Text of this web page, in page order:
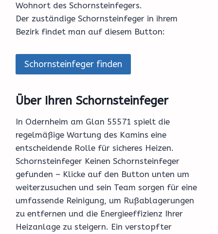
Wohnort des Schornsteinfegers.
Der zuständige Schornsteinfeger in ihrem
Bezirk findet man auf diesem Button:
Schornsteinfeger finden
Über Ihren Schornsteinfeger
In Odernheim am Glan 55571 spielt die
regelmäßige Wartung des Kamins eine
entscheidende Rolle für sicheres Heizen.
Schornsteinfeger Keinen Schornsteinfeger
gefunden – Klicke auf den Button unten um
weiterzusuchen und sein Team sorgen für eine
umfassende Reinigung, um Rußablagerungen
zu entfernen und die Energieeffizienz Ihrer
Heizanlage zu steigern. Ein verstopfter